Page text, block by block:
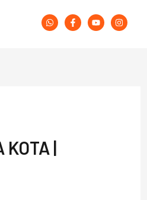
KOTA |